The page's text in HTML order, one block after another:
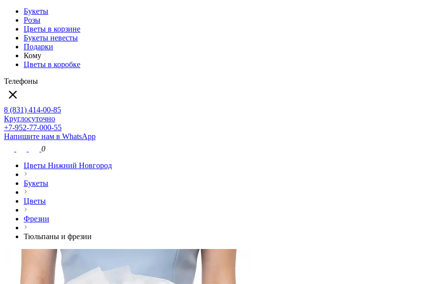
Букеты
Розы
Цветы в корзине
Букеты невесты
Подарки
Кому
Цветы в коробке
Телефоны
8 (831) 414-00-85
Круглосуточно
+7-952-77-000-55
Напишите нам в WhatsApp
0
Цветы Нижний Новгород
Букеты
Цветы
Фрезии
Тюльпаны и фрезии